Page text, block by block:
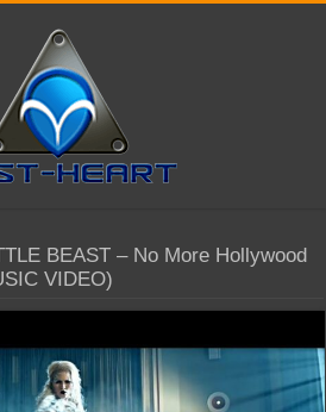
BEAST – No More Hollywood
VIDEO)